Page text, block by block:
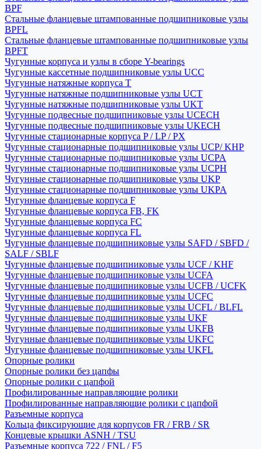
BPF
Стальные фланцевые штампованные подшипниковые узлы
BPFL
Стальные фланцевые штампованные подшипниковые узлы
BPFT
Чугунные корпуса и узлы в сборе Y-bearings
Чугунные кассетные подшипниковые узлы UCC
Чугунные натяжные корпуса T
Чугунные натяжные подшипниковые узлы UCT
Чугунные натяжные подшипниковые узлы UKT
Чугунные подвесные подшипниковые узлы UCECH
Чугунные подвесные подшипниковые узлы UKECH
Чугунные стационарные корпуса P / LP / PX
Чугунные стационарные подшипниковые узлы UCP/ KHP
Чугунные стационарные подшипниковые узлы UCPA
Чугунные стационарные подшипниковые узлы UCPH
Чугунные стационарные подшипниковые узлы UKP
Чугунные стационарные подшипниковые узлы UKPA
Чугунные фланцевые корпуса F
Чугунные фланцевые корпуса FB, FK
Чугунные фланцевые корпуса FC
Чугунные фланцевые корпуса FL
Чугунные фланцевые подшипниковые узлы SAFD / SBFD /
SALF / SBLF
Чугунные фланцевые подшипниковые узлы UCF / KHF
Чугунные фланцевые подшипниковые узлы UCFA
Чугунные фланцевые подшипниковые узлы UCFB / UCFK
Чугунные фланцевые подшипниковые узлы UCFC
Чугунные фланцевые подшипниковые узлы UCFL / BLFL
Чугунные фланцевые подшипниковые узлы UKF
Чугунные фланцевые подшипниковые узлы UKFB
Чугунные фланцевые подшипниковые узлы UKFC
Чугунные фланцевые подшипниковые узлы UKFL
Опорные ролики
Опорные ролики без цапфы
Опорные ролики с цапфой
Профилированные направляющие ролики
Профилированные направляющие ролики с цапфой
Разъемные корпуса
Кольца фиксирующие для корпусов FR / FRB / SR
Концевые крышки ASNH / TSU
Разъемные корпуса 722 / FNL / F5